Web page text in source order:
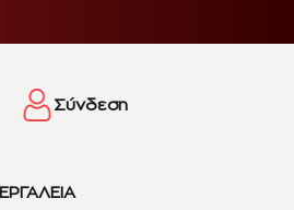
Σύνδεση
ΕΡΓΑΛΕΙΑ